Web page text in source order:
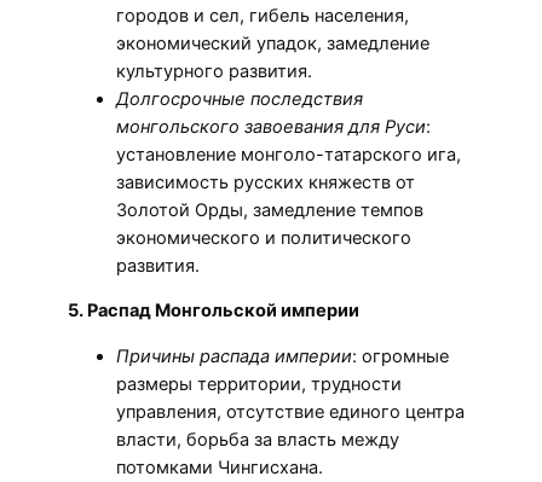
городов и сел, гибель населения,
экономический упадок, замедление
культурного развития.
Долгосрочные последствия
монгольского завоевания для Руси:
установление монголо-татарского ига,
зависимость русских княжеств от
Золотой Орды, замедление темпов
экономического и политического
развития.
5. Распад Монгольской империи
Причины распада империи: огромные
размеры территории, трудности
управления, отсутствие единого центра
власти, борьба за власть между
потомками Чингисхана.